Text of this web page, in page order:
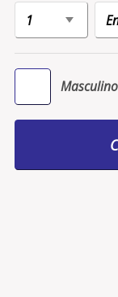
Masculino